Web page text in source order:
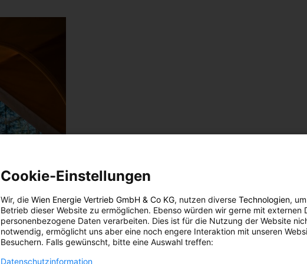
Cookie-Einstellungen
Wir, die Wien Energie Vertrieb GmbH & Co KG, nutzen diverse Technologien,
Betrieb dieser Website zu ermöglichen. Ebenso würden wir gerne mit externen
personenbezogene Daten verarbeiten. Dies ist für die Nutzung der Website
notwendig, ermöglicht uns aber eine noch engere Interaktion mit unseren
Besuchern. Falls gewünscht, bitte eine Auswahl treffen:
Datenschutzinformation